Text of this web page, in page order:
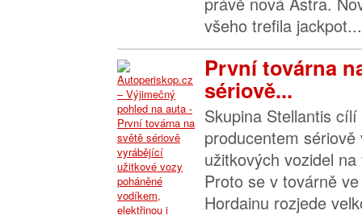
všeho trefila
První továrna
sériově...
Skupina Stellantis
producentem sériově
užitkových vozidel
Proto se v továrně
Hordainu rozjede